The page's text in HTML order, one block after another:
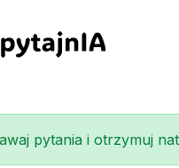
pytania i otrzymuj